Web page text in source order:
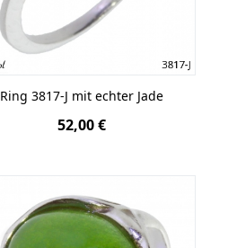
Ring 3817-J mit echter Jade
52,00 €